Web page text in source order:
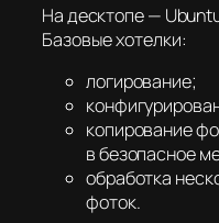
На десктопе —
Базовые хотелки:
логирование;
копирование
в безопасное
обработка
фоток.